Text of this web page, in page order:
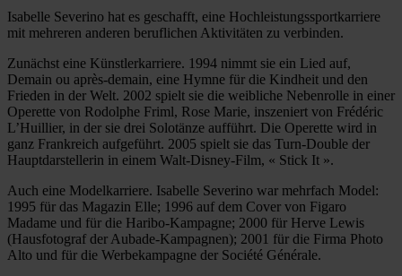
Isabelle Severino hat es geschafft, eine Hochleistungssportkarriere
mit mehreren anderen beruflichen Aktivitäten zu verbinden.
Zunächst eine Künstlerkarriere. 1994 nimmt sie ein Lied auf,
Demain ou après-demain, eine Hymne für die Kindheit und den
Frieden in der Welt. 2002 spielt sie die weibliche Nebenrolle in einer
Operette von Rodolphe Friml, Rose Marie, inszeniert von Frédéric
L’Huillier, in der sie drei Solotänze aufführt. Die Operette wird in
ganz Frankreich aufgeführt. 2005 spielt sie das Turn-Double der
Hauptdarstellerin in einem Walt-Disney-Film, « Stick It ».
Auch eine Modelkarriere. Isabelle Severino war mehrfach Model:
1995 für das Magazin Elle; 1996 auf dem Cover von Figaro
Madame und für die Haribo-Kampagne; 2000 für Herve Lewis
(Hausfotograf der Aubade-Kampagnen); 2001 für die Firma Photo
Alto und für die Werbekampagne der Société Générale.